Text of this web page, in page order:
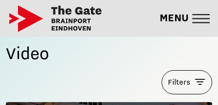
MENU
Video
Filters